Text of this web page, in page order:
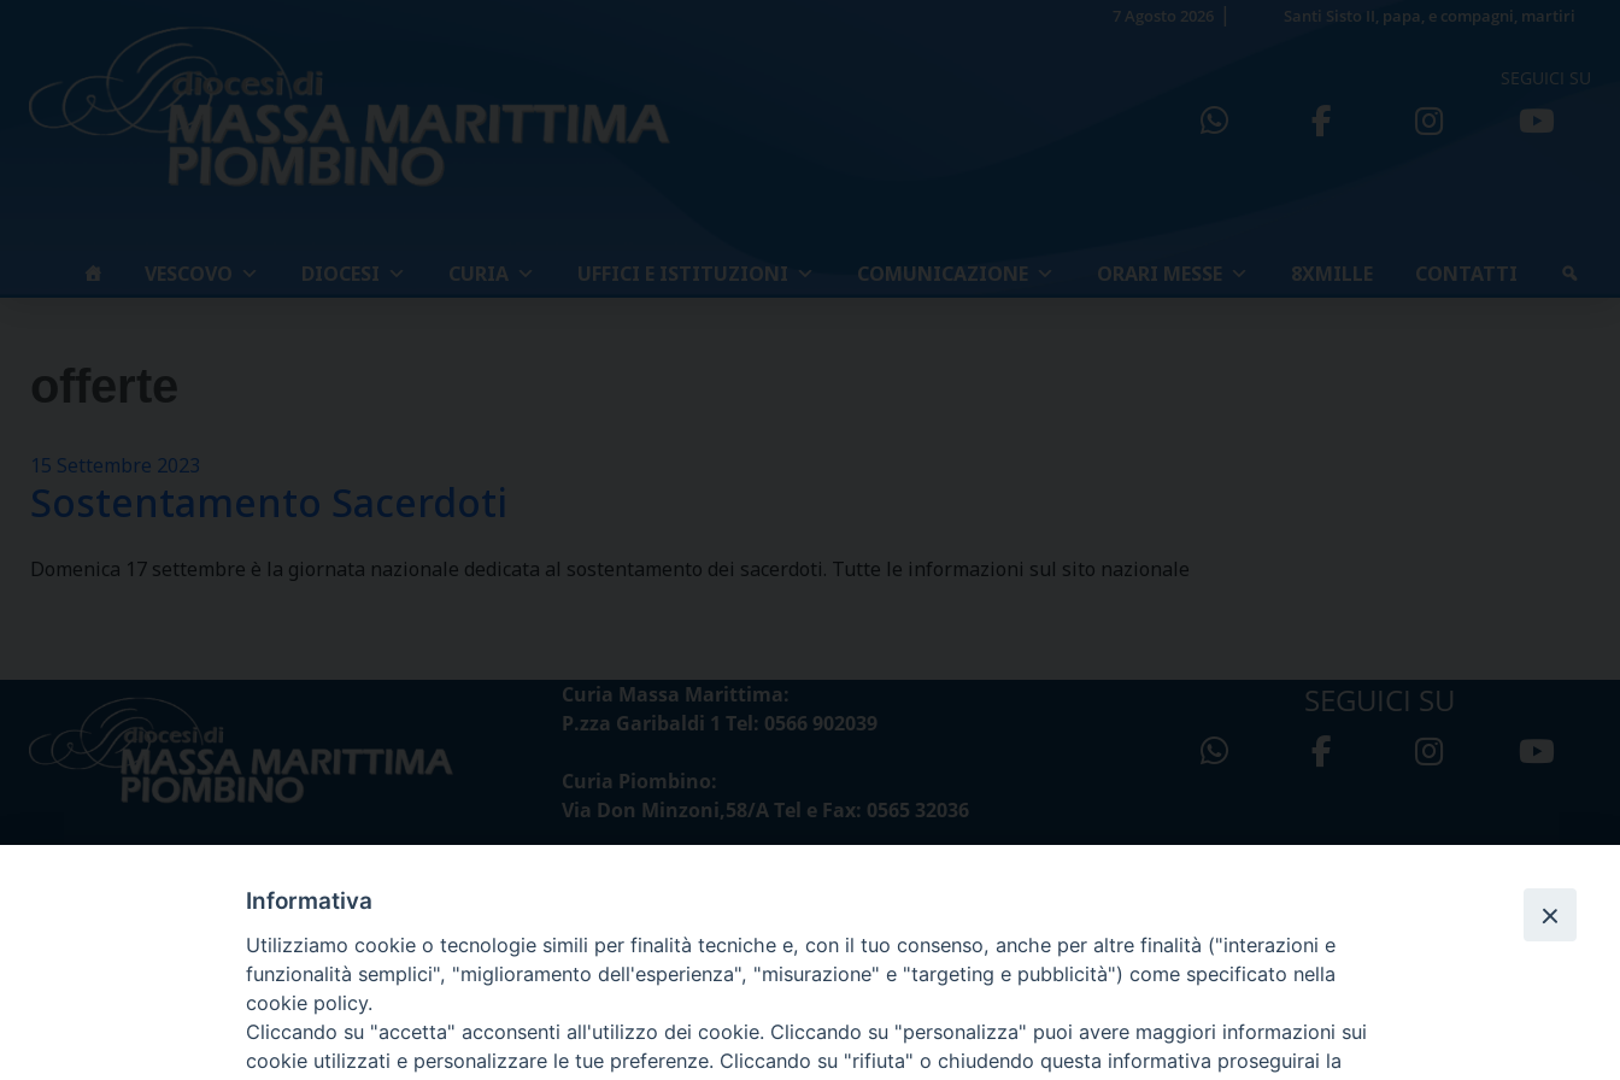
7 Agosto 2026 Santi Sisto II, papa, e compagni, martiri
SEGUICI SU
VESCOVO DIOCESI CURIA UFFICI E ISTITUZIONI COMUNICAZIONE ORARI MESSE 8XMILLE CONTATTI
offerte
15 Settembre 2023
Sostentamento Sacerdoti
Domenica 17 settembre è la giornata nazionale dedicata al sostentamento dei sacerdoti. Tutte le informazioni sul sito nazionale
Curia Massa Marittima:
P.zza Garibaldi 1 Tel: 0566 902039
Curia Piombino:
Via Don Minzoni,58/A Tel e Fax: 0565 32036
SEGUICI SU
Privacy policy - trasparenza © 2024 Diocesi di Massa Marittima - Piombino
Informativa
Utilizziamo cookie o tecnologie simili per finalità tecniche e, con il tuo consenso, anche per altre finalità ("interazioni e
funzionalità semplici", "miglioramento dell'esperienza", "misurazione" e "targeting e pubblicità") come specificato nella
cookie policy.
Cliccando su "accetta" acconsenti all'utilizzo dei cookie. Cliccando su "personalizza" puoi avere maggiori informazioni sui
cookie utilizzati e personalizzare le tue preferenze. Cliccando su "rifiuta" o chiudendo questa informativa proseguirai la